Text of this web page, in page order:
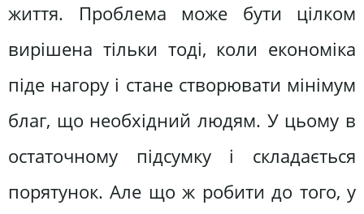
життя. Проблема може бути цілком
вирішена тільки тоді, коли економіка
піде нагору і стане створювати мінімум
благ, що необхідний людям. У цьому в
остаточному підсумку і складається
порятунок. Але що ж робити до того, у